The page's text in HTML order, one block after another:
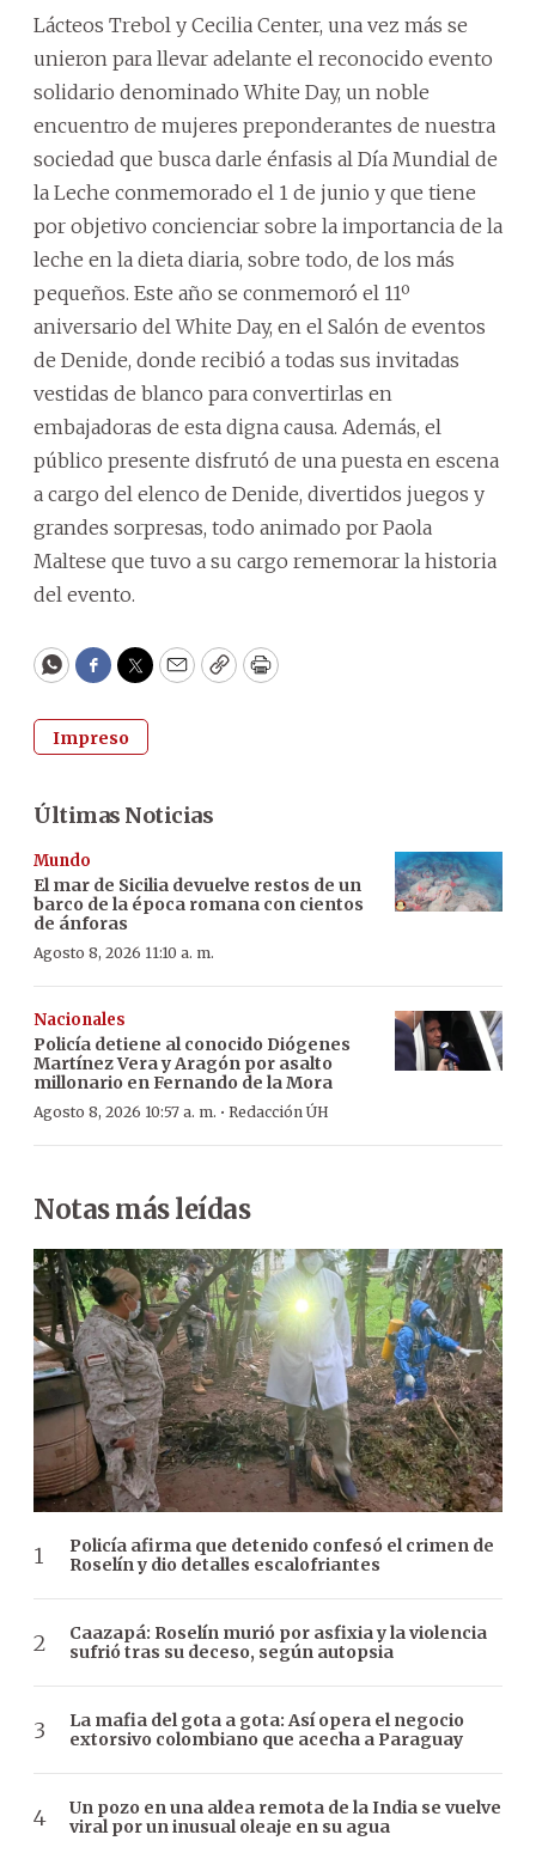
Lácteos Trebol y Cecilia Center, una vez más se
unieron para llevar adelante el reconocido evento
solidario denominado White Day, un noble
encuentro de mujeres preponderantes de nuestra
sociedad que busca darle énfasis al Día Mundial de
la Leche conmemorado el 1 de junio y que tiene
por objetivo concienciar sobre la importancia de la
leche en la dieta diaria, sobre todo, de los más
pequeños. Este año se conmemoró el 11º
aniversario del White Day, en el Salón de eventos
de Denide, donde recibió a todas sus invitadas
vestidas de blanco para convertirlas en
embajadoras de esta digna causa. Además, el
público presente disfrutó de una puesta en escena
a cargo del elenco de Denide, divertidos juegos y
grandes sorpresas, todo animado por Paola
Maltese que tuvo a su cargo rememorar la historia
del evento.
WhatsApp
Facebook
Twitter
EmailCopyPrint
Impreso
Últimas Noticias
Mundo
El mar de Sicilia devuelve restos de un
barco de la época romana con cientos
de ánforas
Agosto 8, 2026 11:10 a. m.
Nacionales
Policía detiene al conocido Diógenes
Martínez Vera y Aragón por asalto
millonario en Fernando de la Mora
Agosto 8, 2026 10:57 a. m. · Redacción ÚH
Notas más leídas
Policía afirma que detenido confesó el crimen de
Roselín y dio detalles escalofriantes
Caazapá: Roselín murió por asfixia y la violencia
sufrió tras su deceso, según autopsia
La mafia del gota a gota: Así opera el negocio
extorsivo colombiano que acecha a Paraguay
Un pozo en una aldea remota de la India se vuelve
viral por un inusual oleaje en su agua